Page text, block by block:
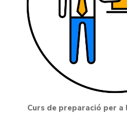
Curs de preparació per